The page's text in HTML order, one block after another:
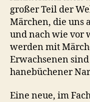
großer Teil der
Märchen, die uns
und nach wie vor
werden mit
Erwachsenen
hanebüchener
Eine neue, im